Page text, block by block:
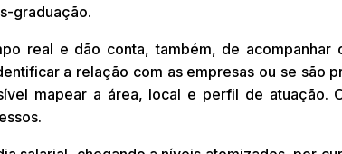
graduação.
real e dão conta, também, de acompanhar
a relação com as empresas ou se são
mapear a área, local e perfil de atuação.